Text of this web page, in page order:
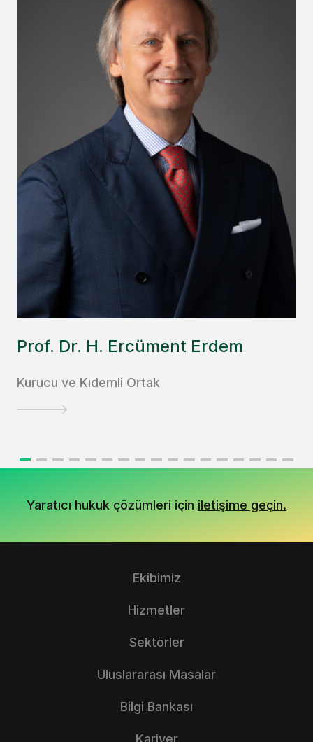
Prof. Dr. H. Ercüment Erdem
Kurucu ve Kıdemli Ortak
Yaratıcı hukuk çözümleri için iletişime geçin.
Ekibimiz
Hizmetler
Sektörler
Uluslararası Masalar
Bilgi Bankası
Kariyer